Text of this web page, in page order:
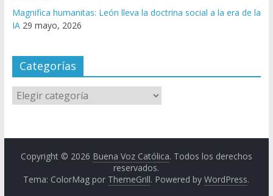
Magnifica humanitas: León lleva la doctrina social a la era de la
IA 29 mayo, 2026
Categorías
Copyright © 2026 Buena Voz Católica. Todos los derechos
reservados.
Tema: ColorMag por ThemeGrill. Powered byWordPress.